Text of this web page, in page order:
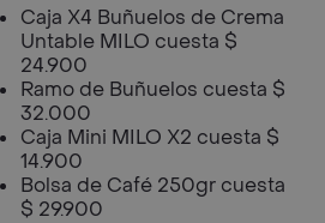
Caja X4 Buñuelos de Crema
Untable MILO cuesta $
24.900
Ramo de Buñuelos cuesta $
32.000
Caja Mini MILO X2 cuesta $
14.900
Bolsa de Café 250gr cuesta
$ 29.900